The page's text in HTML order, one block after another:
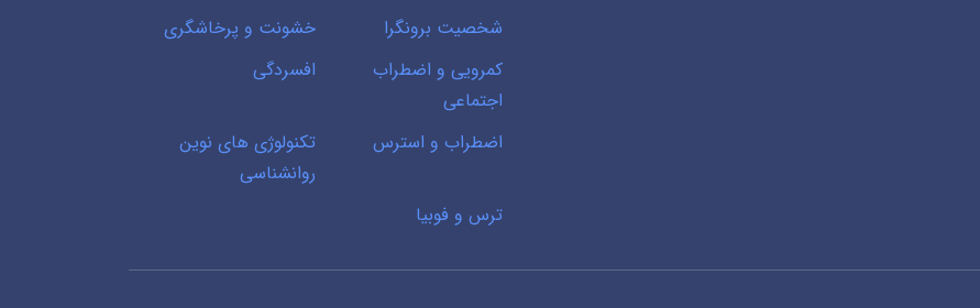
شخصیت برونگرا
خشونت و پرخاشگری
کمرویی و اضطراب
اجتماعی
افسردگی
اضطراب و استرس
تکنولوژی های نوین
روانشناسی
ترس و فوبیا